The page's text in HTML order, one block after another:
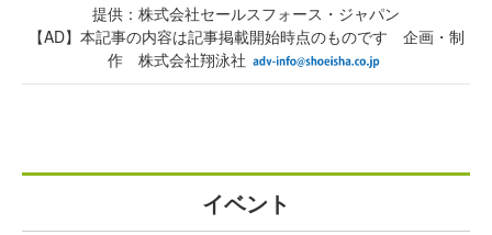
提供：株式会社セールスフォース・ジャパン
【AD】本記事の内容は記事掲載開始時点のものです 企画・制
作 株式会社翔泳社
イベント